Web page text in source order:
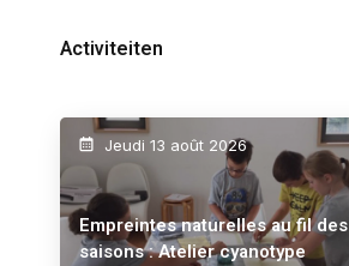
Activiteiten
Jeudi 13 août 2026
Empreintes naturelles au fil des
saisons : Atelier cyanotype